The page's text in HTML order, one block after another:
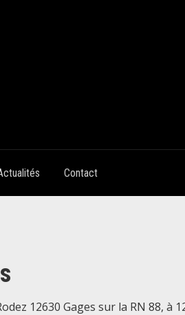
Contact
12630 Gages sur la RN 88, à